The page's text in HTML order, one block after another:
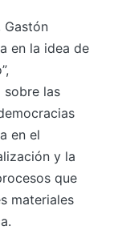
Gastón
en la idea de
sobre las
en el
y la
que
materiales